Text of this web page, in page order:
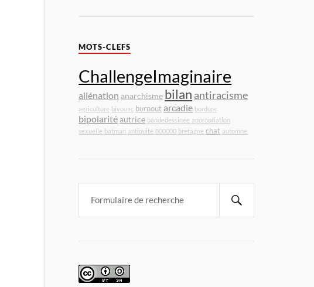
MOTS-CLEFS
ChallengeImaginaire
aliénation anarchisme bilan antiracisme
agriculture bivouac burnout arcadie bordure
bipolaritéautrice bandedessinée appropriation
sexuelle batman antiquité 800000 bretagne chat automne